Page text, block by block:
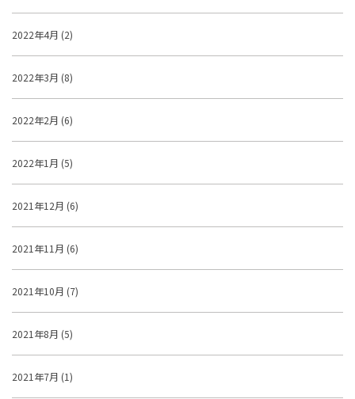
2022年4月 (2)
2022年3月 (8)
2022年2月 (6)
2022年1月 (5)
2021年12月 (6)
2021年11月 (6)
2021年10月 (7)
2021年8月 (5)
2021年7月 (1)